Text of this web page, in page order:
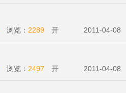
浏览： 2289 开
2011-04-08
浏览： 2497 开
2011-04-08